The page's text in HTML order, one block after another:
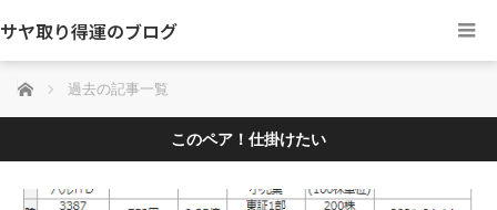
サヤ取り得運のブログ
ホーム 過去の記事一覧
このペア！仕掛けたい